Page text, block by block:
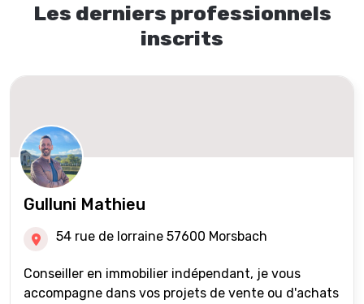
Les derniers professionnels
inscrits
Gulluni Mathieu
54 rue de lorraine 57600 Morsbach
Conseiller en immobilier indépendant, je vous
accompagne dans vos projets de vente ou d'achats